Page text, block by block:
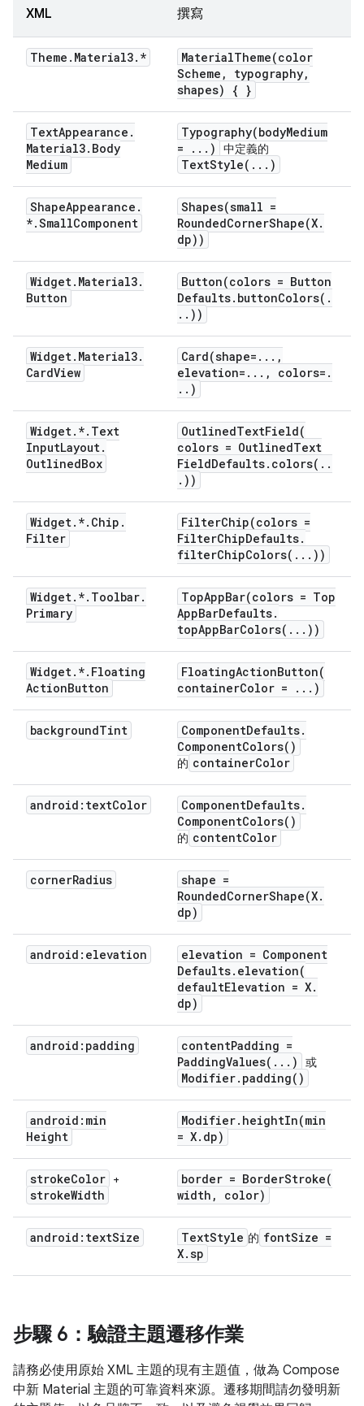
XML 撰寫
Theme . Material3. * MaterialTheme(color
Scheme , typography,
shapes) { }
TextAppearance .
Material3. Body
Medium
Typography(bodyMedium
=
. . . ) 中定義的
TextStyle( . . . )
ShapeAppearance .
*.SmallComponent
Shapes(small =
RoundedCornerShape(X.
dp))
Widget. Material3.
Button
Button(colors = Button
Defaults. buttonColors( .
. . ))
Widget. Material3.
CardView
Card(shape= . . . ,
elevation= . . . , colors= .
. . )
Widget. *. Text
InputLayout.
OutlinedBox
OutlinedTextField(
colors = OutlinedText
FieldDefaults. colors( . .
. ))
Widget. *. Chip .
Filter
FilterChip(colors =
FilterChipDefaults.
filterChipColors( . . . ))
Widget. *. Toolbar.
Primary
TopAppBar(colors = Top
AppBarDefaults.
topAppBarColors( . . . ))
Widget. *. Floating
ActionButton
FloatingActionButton(
containerColor = . . . )
backgroundTint ComponentDefaults.
ComponentColors( )
的 containerColor
android:textColor ComponentDefaults.
ComponentColors( )
的 contentColor
cornerRadius
shape =
RoundedCornerShape(X.
dp)
android:elevation
elevation = Component
Defaults. elevation(
defaultElevation = X.
dp)
android:padding contentPadding =
PaddingValues( . . . ) 或
Modifier. padding( )
android:min
Height
Modifier. heightIn(min
= X. dp)
strokeColor +
strokeWidth
border = BorderStroke(
width , color)
android:textSize TextStyle 的 fontSize =
X.sp
步驟 6：驗證主題遷移作業
請務必使用原始 XML 主題的現有主題值，做為 Compose
中新 Material 主題的可靠資料來源。遷移期間請勿發明新